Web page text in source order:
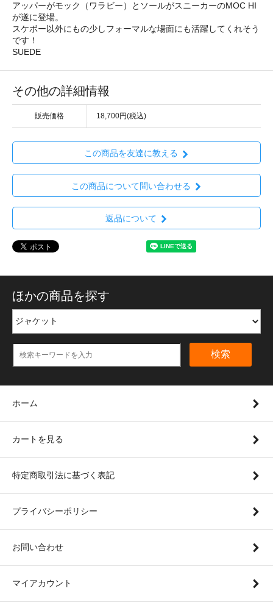
アッパーがモック（ワラビー）とソールがスニーカーのMOC HI
が遂に登場。
スケボー以外にもの少しフォーマルな場面にも活躍してくれそう
です！
SUEDE
その他の詳細情報
販売価格 18,700円(税込)
この商品を友達に教える
この商品について問い合わせる
返品について
ほかの商品を探す
検索
ホーム
カートを見る
特定商取引法に基づく表記
プライバシーポリシー
お問い合わせ
マイアカウント